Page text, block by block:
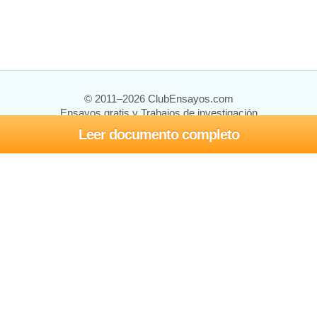
Leer documento completo
© 2011–2026 ClubEnsayos.com
Ensayos gratis y Trabajos de investigación